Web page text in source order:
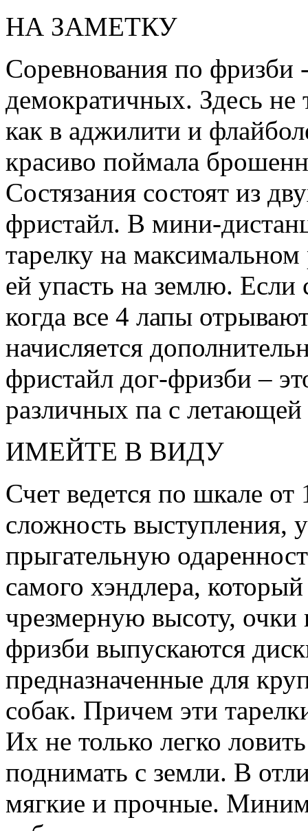
НА ЗАМЕТКУ
Соревнования по фризби
демократичных. Здесь не
как в аджилити и
красиво поймала
Состязания состоят из
фристайл. В мини-
тарелку на максимальном
ей упасть на землю. Если
когда все 4 лапы
начисляется
фристайл дог-фризби –
различных па с
ИМЕЙТЕ В ВИДУ
Счет ведется по шкале
сложность выступления,
прыгательную
самого хэндлера,
чрезмерную высоту,
фризби выпускаются
предназначенные для
собак. Причем эти
Их не только легко
поднимать с земли. В
мягкие и прочные.